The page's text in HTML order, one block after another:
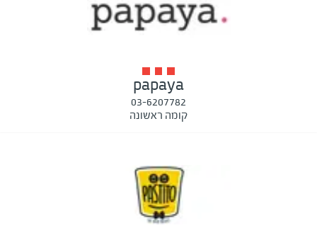
papaya
03-6207782
קומה ראשונה